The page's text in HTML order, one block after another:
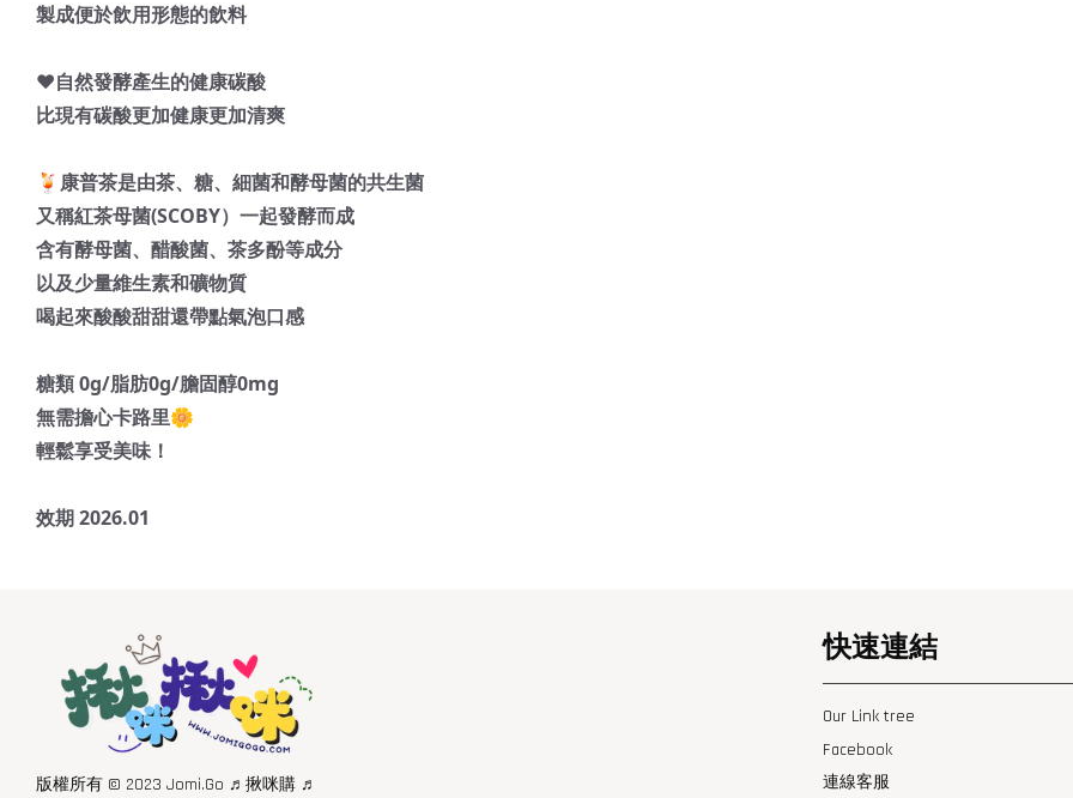
製成便於飲用形態的飲料
❤️自然發酵產生的健康碳酸
比現有碳酸更加健康更加清爽
🍹康普茶是由茶、糖、細菌和酵母菌的共生菌
又稱紅茶母菌(SCOBY）一起發酵而成
含有酵母菌、醋酸菌、茶多酚等成分
以及少量維生素和礦物質
喝起來酸酸甜甜還帶點氣泡口感
糖類 0g/脂肪0g/膽固醇0mg
無需擔心卡路里🌼
輕鬆享受美味！
效期 2026.01
版權所有 © 2023 Jomi.Go ♬揪咪購 ♬
快速連結
Our Link tree
Facebook
連線客服